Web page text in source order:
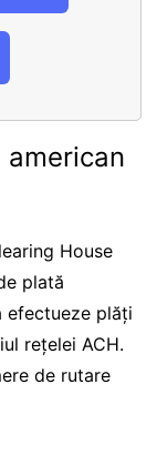
House
plată
efectueze plăți
rețelei ACH.
de rutare